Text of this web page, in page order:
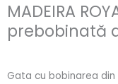
albă
MADEIRA
prebobinată
Gata cu bobinarea